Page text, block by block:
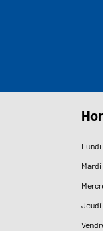
Lundi
Mardi
Jeudi